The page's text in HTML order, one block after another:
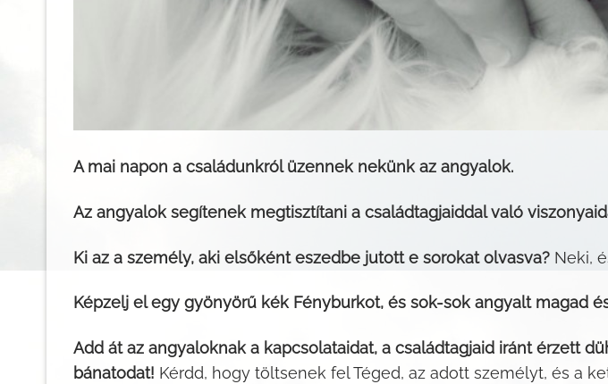
A mai napon a családunkról üzennek nekünk az angyalok.
Az angyalok segítenek megtisztítani a családtagjaiddal való
Ki az a személy, aki elsőként eszedbe jutott e sorokat olvasva? Neki,
Képzelj el egy gyönyörű kék Fényburkot, és sok-sok angyalt magad
Add át az angyaloknak a kapcsolataidat, a családtagjaid iránt érzett
bánatodat! Kérdd, hogy töltsenek fel Téged, az adott személyt, és a